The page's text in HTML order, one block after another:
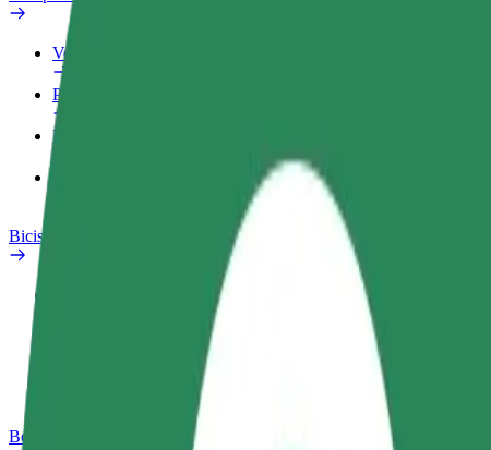
Ventajas
Perfil de trabajo
Productos
Bicis
Informar de un problema
Bolt Plus